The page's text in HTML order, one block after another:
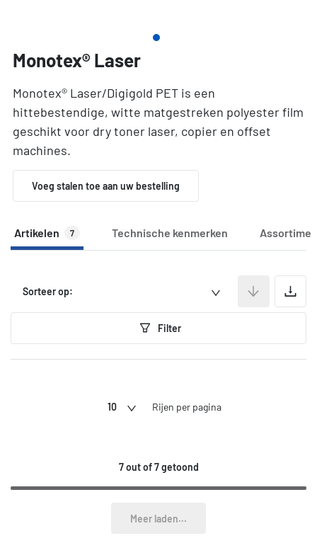
Monotex® Laser
Monotex® Laser/Digigold PET is een
hittebestendige, witte matgestreken polyester film
geschikt voor dry toner laser, copier en offset
machines.
Voeg stalen toe aan uw bestelling
Artikelen 7 Technische kenmerken
Sorteer op:
Filter
10 Rijen per pagina
7 out of 7 getoond
Meer laden...